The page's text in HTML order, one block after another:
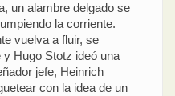
un alambre delgado se
la corriente.
vuelva a fluir, se
Hugo Stotz ideó una
jefe, Heinrich
con la idea de un